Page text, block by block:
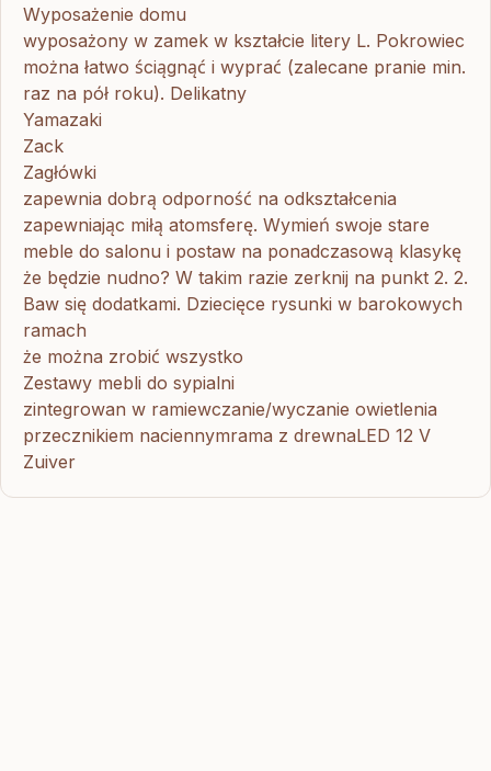
Wyposażenie domu
wyposażony w zamek w kształcie litery L. Pokrowiec
można łatwo ściągnąć i wyprać (zalecane pranie min.
raz na pół roku). Delikatny
Yamazaki
Zack
Zagłówki
zapewnia dobrą odporność na odkształcenia
zapewniając miłą atomsferę. Wymień swoje stare
meble do salonu i postaw na ponadczasową klasykę
że będzie nudno? W takim razie zerknij na punkt 2. 2.
Baw się dodatkami. Dziecięce rysunki w barokowych
ramach
że można zrobić wszystko
Zestawy mebli do sypialni
zintegrowan w ramiewczanie/wyczanie owietlenia
przecznikiem naciennymrama z drewnaLED 12 V
Zuiver